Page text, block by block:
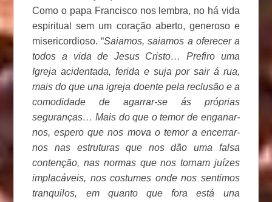
Como o papa Francisco nos lembra, no há vida
espiritual sem um coração aberto, generoso e
misericordioso. “Saiamos, saiamos a oferecer a
todos a vida de Jesus Cristo… Prefiro uma
Igreja acidentada, ferida e suja por sair á rua,
mais do que una igreja doente pela reclusão e a
comodidade de agarrar-se ás próprias
seguranças… Mais do que o temor de enganar-
nos, espero que nos mova o temor a encerrar-
nos nas estruturas que nos dão uma falsa
contenção, nas normas que nos tornam juízes
implacáveis, nos costumes onde nos sentimos
tranquilos, em quanto que fora está una